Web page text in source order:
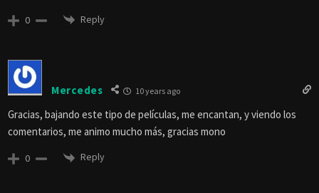
0 Reply
Mercedes 10 years ago
Gracias, bajando este tipo de películas, me encantan, y viendo los
comentarios, me animo mucho más, gracias mono
0 Reply